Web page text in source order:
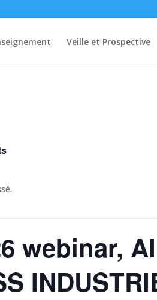
Veille et Prospective
webinar,